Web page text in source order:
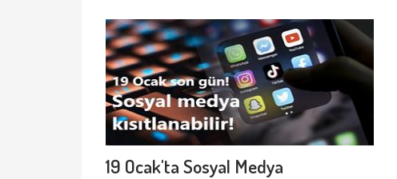
19 Ocak'ta Sosyal Medya